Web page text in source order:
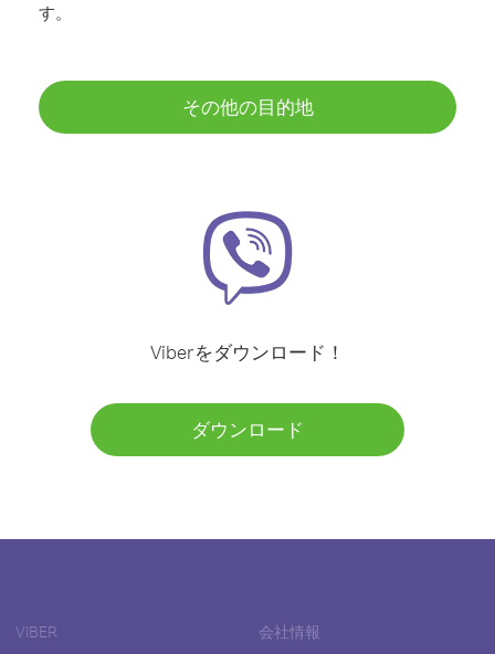
す。
その他の目的地
Viberをダウンロード！
ダウンロード
VIBER 会社情報